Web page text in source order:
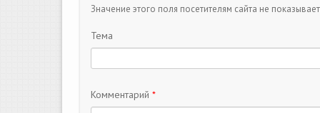
Значение этого поля посетителям сайта не
Тема
Комментарий *